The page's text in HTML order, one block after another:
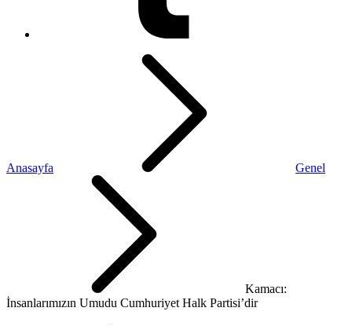
Anasayfa Genel
Kamacı:
İnsanlarımızın Umudu Cumhuriyet Halk Partisi’dir